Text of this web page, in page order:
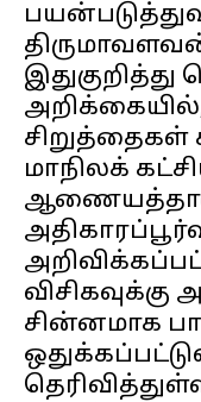
இதுகுறித்து
சிறுத்தைகள்
மாநிலக்
விசிகவுக்கு
சின்னமாக